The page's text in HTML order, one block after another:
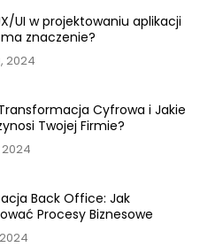
UI w projektowaniu aplikacji
znaczenie?
2024
Cyfrowa i Jakie
Twojej Firmie?
2024
Back Office: Jak
Procesy Biznesowe